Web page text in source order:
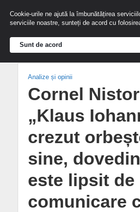
Analize și opinii
Cornel
„Klaus
crezut
sine,
este lipsit de
comunicare
Cookie-urile ne ajută la îmbunătățirea
serviciile noastre, sunteți de acord cu
Sunt de acord